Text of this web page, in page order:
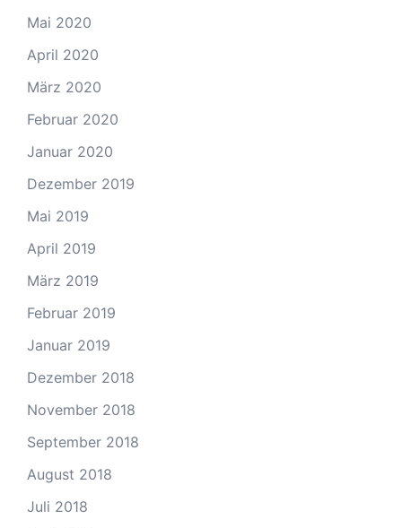
Mai 2020
April 2020
März 2020
Februar 2020
Januar 2020
Dezember 2019
Mai 2019
April 2019
März 2019
Februar 2019
Januar 2019
Dezember 2018
November 2018
September 2018
August 2018
Juli 2018